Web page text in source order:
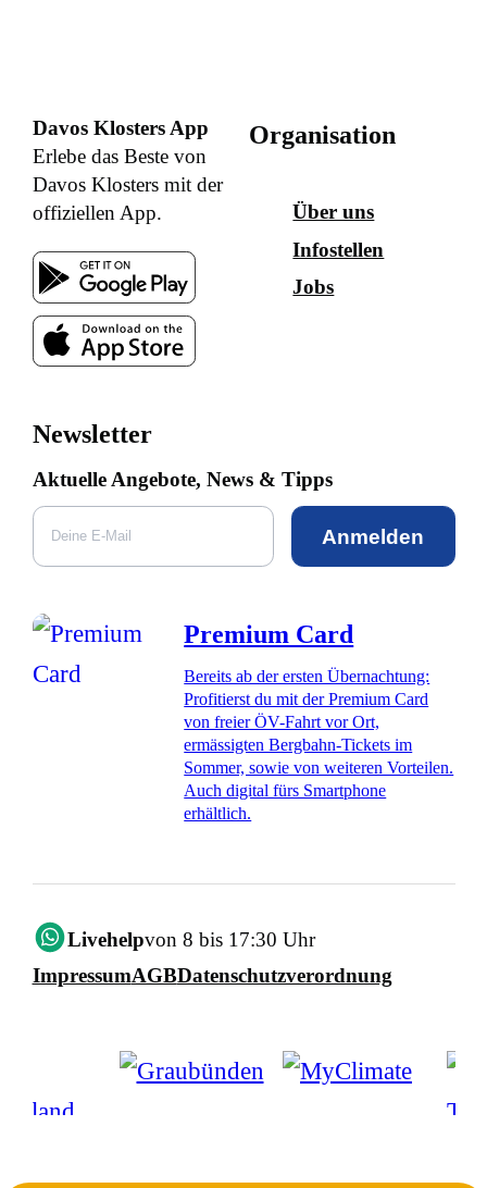
Davos Klosters App
Erlebe das Beste von
Davos Klosters mit der
offiziellen App.
Organisation
Über uns
Infostellen
Jobs
Newsletter
Aktuelle Angebote, News & Tipps
Anmelden
Premium Card
Bereits ab der ersten Übernachtung:
Profitierst du mit der Premium Card
von freier ÖV-Fahrt vor Ort,
ermässigten Bergbahn-Tickets im
Sommer, sowie von weiteren Vorteilen.
Auch digital fürs Smartphone
erhältlich.
Livehelpvon 8 bis 17:30 Uhr
ImpressumAGBDatenschutzverordnung